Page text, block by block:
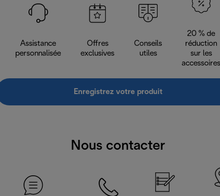
Assistance
personnalisée
Offres
exclusives
Conseils
utiles
20 % de
réduction
sur les
accessoires
Enregistrez votre produit
Nous contacter